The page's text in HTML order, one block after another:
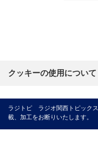
クッキーの使用について
ラジトピ ラジオ関西トピック
載、加工をお断りいたします。